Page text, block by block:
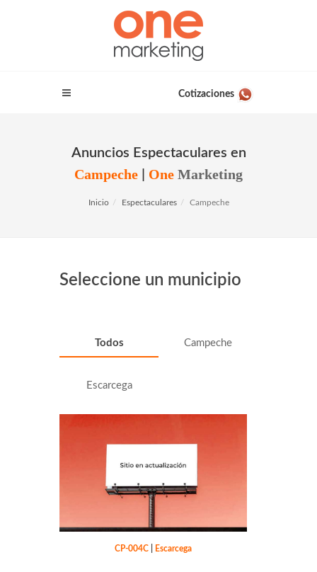
Cotizaciones
Anuncios Espectaculares en
Campeche One Marketing
Inicio Espectaculares Campeche
Seleccione un municipio
Todos Campeche
Escarcega
CP-004C Escarcega